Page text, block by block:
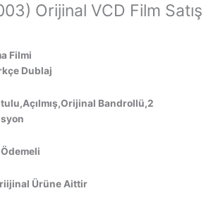
Orijinal VCD Film Satış
Filmi
Dublaj
Bandrollü,2
Ödemeli
Ürüne Aittir